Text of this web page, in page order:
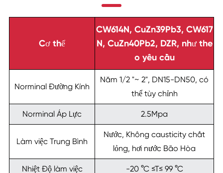
Cơ thể
CW614N, CuZn39Pb3, CW617
N, CuZn40Pb2, DZR, như the
o yêu cầu
Norminal Đường Kính
Năm 1/2 "~ 2", DN15-DN50, có
thể tùy chỉnh
Norminal Áp Lực 2.5Mpa
Làm việc Trung Bình
Nước, Không causticity chất
lỏng, hơi nước Bão Hòa
Nhiệt Độ làm việc -20 °C ≤T≤ 99 °C